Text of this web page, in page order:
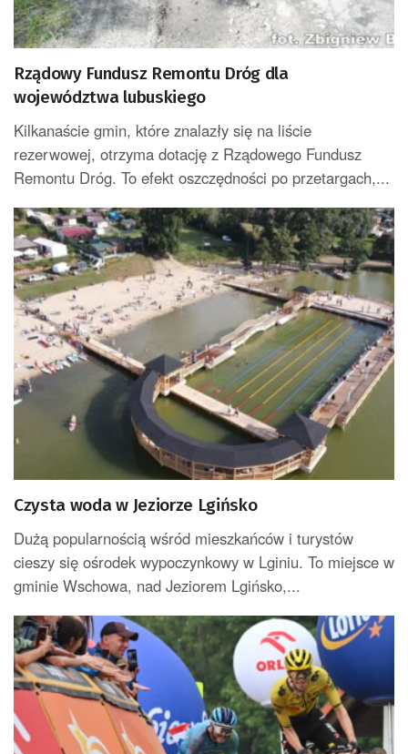
Rządowy Fundusz Remontu Dróg dla
województwa lubuskiego
Kilkanaście gmin, które znalazły się na liście
rezerwowej, otrzyma dotację z Rządowego Fundusz
Remontu Dróg. To efekt oszczędności po przetargach,...
Czysta woda w Jeziorze Lgińsko
Dużą popularnością wśród mieszkańców i turystów
cieszy się ośrodek wypoczynkowy w Lginiu. To miejsce w
gminie Wschowa, nad Jeziorem Lgińsko,...